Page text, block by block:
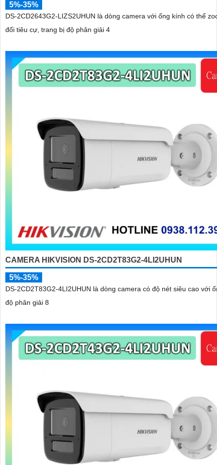
5%-35%
DS-2CD2643G2-LIZS2UHUN là dòng camera với ống kính có thể
đổi tiêu cự, trang bị độ phân giải 4
CAMERA HIKVISION DS-2CD2T83G2-4LI2UHUN
5%-35%
DS-2CD2T83G2-4LI2UHUN là dòng camera có độ nét siêu cao với
độ phân giải 8